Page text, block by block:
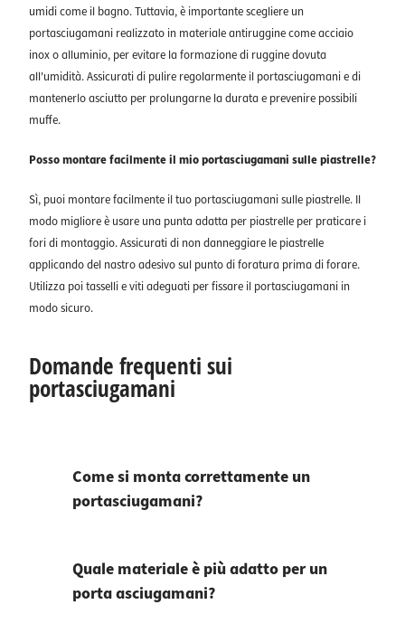
umidi come il bagno. Tuttavia, è importante scegliere un
portasciugamani realizzato in materiale antiruggine come acciaio
inox o alluminio, per evitare la formazione di ruggine dovuta
all'umidità. Assicurati di pulire regolarmente il portasciugamani e di
mantenerlo asciutto per prolungarne la durata e prevenire possibili
muffe.
Posso montare facilmente il mio portasciugamani sulle piastrelle?
Sì, puoi montare facilmente il tuo portasciugamani sulle piastrelle. Il
modo migliore è usare una punta adatta per piastrelle per praticare i
fori di montaggio. Assicurati di non danneggiare le piastrelle
applicando del nastro adesivo sul punto di foratura prima di forare.
Utilizza poi tasselli e viti adeguati per fissare il portasciugamani in
modo sicuro.
Domande frequenti sui
portasciugamani
Come si monta correttamente un
portasciugamani?
Quale materiale è più adatto per un
porta asciugamani?